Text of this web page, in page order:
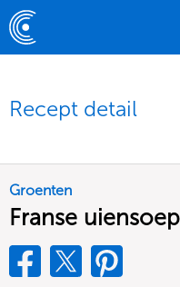
Recept detail
Groenten
Franse uiensoep